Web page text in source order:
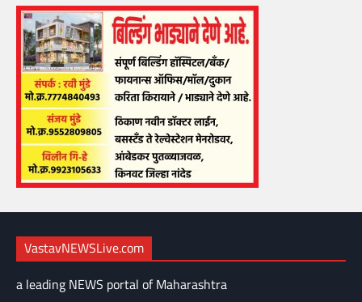
VastavNEWSLive.com
a leading NEWS portal of Maharashtra